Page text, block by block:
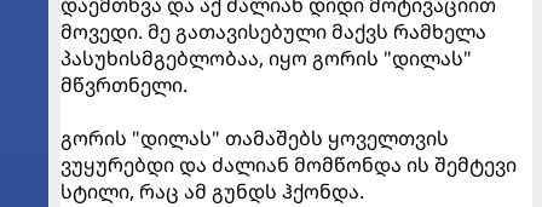
მოვედი. მე გათავისებული მაქვს რამხელა
პასუხისმგებლობაა, იყო გორის "დილას"
მწვრთნელი.
გორის "დილას" თამაშებს ყოველთვის
ვუყურებდი და ძალიან მომწონდა ის შემტევი
სტილი, რაც ამ გუნდს ჰქონდა.